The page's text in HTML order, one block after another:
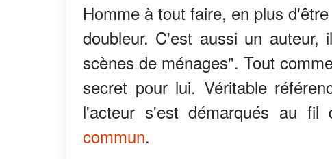
Homme à tout faire, en plus
doubleur. C'est aussi un
scènes de ménages". Tout
secret pour lui. Véritable
l'acteur s'est démarqués au
commun.